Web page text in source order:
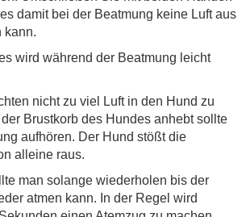
damit bei der Beatmung keine Luft aus
kann.
wird während der Beatmung leicht
nicht zu viel Luft in den Hund zu
Brustkorb des Hundes anhebt sollte
aufhören. Der Hund stößt die
alleine raus.
man solange wiederholen bis der
atmen kann. In der Regel wird